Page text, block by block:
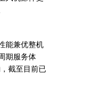
能兼优整机
期服务体
截至目前已